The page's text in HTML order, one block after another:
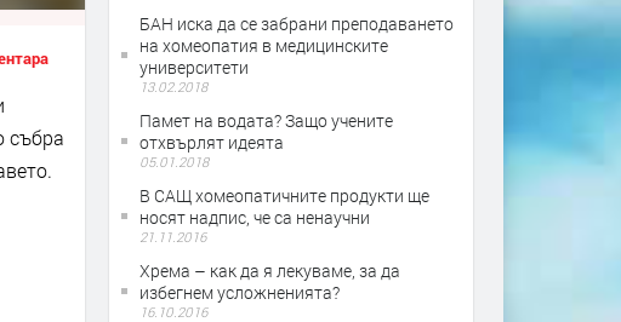
събра
БАН иска да се забрани преподаването
на хомеопатия в медицинските
университети
13.02.2018
Памет на водата? Защо учените
отхвърлят идеята
05.01.2018
В САЩ хомеопатичните продукти ще
носят надпис, че са ненаучни
21.11.2016
Хрема – как да я лекуваме, за да
избегнем усложненията?
16.10.2016